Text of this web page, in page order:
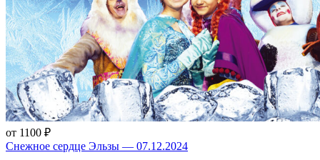
от 1100 ₽
Снежное сердце Эльзы — 07.12.2024